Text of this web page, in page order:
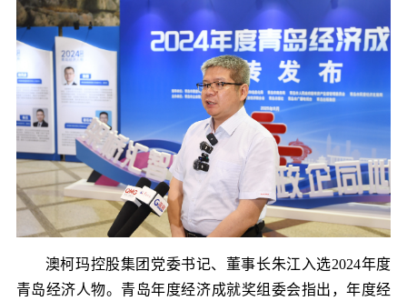
澳柯玛控股集团党委书记、董事长朱江入选2024年度
青岛经济人物。青岛年度经济成就奖组委会指出，年度经